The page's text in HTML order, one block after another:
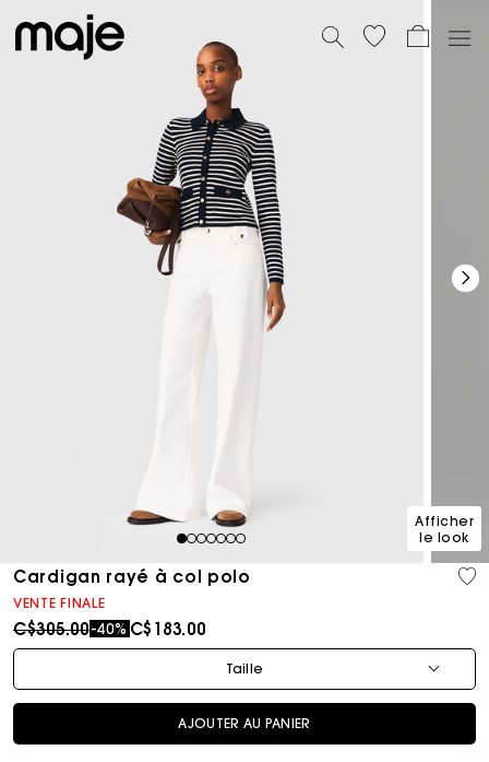
1234567
Afficher
le look
Cardigan rayé à col polo
VENTE FINALE
Price reduced from
C$305.00to
-40% C$183.00
Taille
AJOUTER AU PANIER